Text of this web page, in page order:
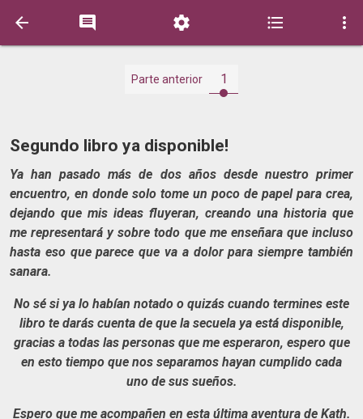
    
Parte anterior 1
Segundo libro ya disponible!
Ya han pasado más de dos años desde nuestro primer
encuentro, en donde solo tome un poco de papel para crea,
dejando que mis ideas fluyeran, creando una historia que
me representará y sobre todo que me enseñara que incluso
hasta eso que parece que va a dolor para siempre también
sanara.
No sé si ya lo habían notado o quizás cuando termines este
libro te darás cuenta de que la secuela ya está disponible,
gracias a todas las personas que me esperaron, espero que
en esto tiempo que nos separamos hayan cumplido cada
uno de sus sueños.
Espero que me acompañen en esta última aventura de Kath.